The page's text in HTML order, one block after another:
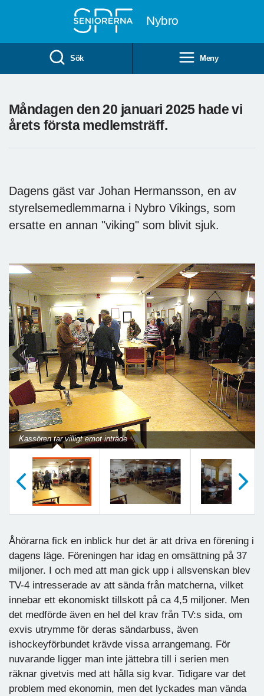
Nybro
Sök Meny
Måndagen den 20 januari 2025 hade vi
årets första medlemsträff.
Dagens gäst var Johan Hermansson, en av
styrelsemedlemmarna i Nybro Vikings, som
ersatte en annan "viking" som blivit sjuk.
Kassören tar villigt emot inträde
Previous Next
Åhörarna fick en inblick hur det är att driva en förening i
dagens läge. Föreningen har idag en omsättning på 37
miljoner. I och med att man gick upp i allsvenskan blev
TV-4 intresserade av att sända från matcherna, vilket
innebar ett ekonomiskt tillskott på ca 4,5 miljoner. Men
det medförde även en hel del krav från TV:s sida, om
exvis utrymme för deras sändarbuss, även
ishockeyförbundet krävde vissa arrangemang. För
nuvarande ligger man inte jättebra till i serien men
räknar givetvis med att hålla sig kvar. Tidigare var det
problem med ekonomin, men det lyckades man vända